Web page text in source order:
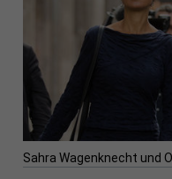
Sahra Wagenknecht und